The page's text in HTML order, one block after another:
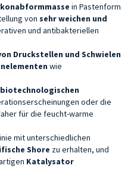
in Pastenform
von sehr weichen und
und antibakteriellen
Druckstellen und Schwielen
wie
biotechnologischen
oder die
für die feucht-warme
mit unterschiedlichen
Shore zu erhalten, und
Katalysator